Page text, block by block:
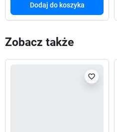
Dodaj do koszyka
Zobacz także
favorite_border